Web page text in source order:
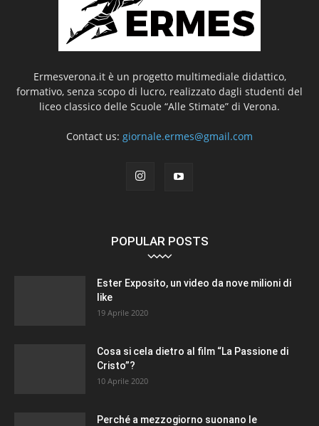
Ermesverona.it è un progetto multimediale didattico,
formativo, senza scopo di lucro, realizzato dagli studenti del
liceo classico delle Scuole “Alle Stimate” di Verona.
Contact us: giornale.ermes@gmail.com
POPULAR POSTS
Ester Exposito, un video da nove milioni di
like
19 Aprile 2020
Cosa si cela dietro al film “La Passione di
Cristo”?
10 Aprile 2020
Perché a mezzogiorno suonano le